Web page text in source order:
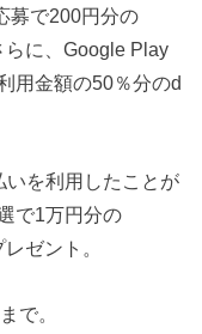
募で200円分の
に、Google Play
用金額の50％分のd
いを利用したことが
で1万円分の
ゼント。
で。